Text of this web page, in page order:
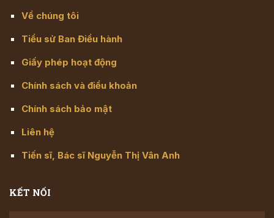
Về chúng tôi
Tiểu sử Ban Điều hành
Giấy phép hoạt động
Chính sách và điều khoản
Chính sách bảo mật
Liên hệ
Tiến sĩ, Bác sĩ Nguyễn Thị Vân Anh
KẾT NỐI